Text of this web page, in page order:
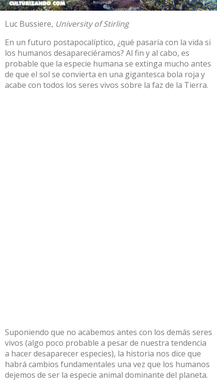
Luc Bussiere, University of Stirling
En un futuro postapocalíptico, ¿qué pasaría con la vida si
los humanos desapareciéramos? Al fin y al cabo, es
probable que la especie humana se extinga mucho antes
de que el sol se convierta en una gigantesca bola roja y
acabe con todos los seres vivos sobre la faz de la Tierra.
Suponiendo que no acabemos antes con los demás seres
vivos (algo poco probable a pesar de nuestra tendencia
a hacer desaparecer especies), la historia nos dice que
habrá cambios fundamentales una vez que los humanos
dejemos de ser la especie animal dominante del planeta.